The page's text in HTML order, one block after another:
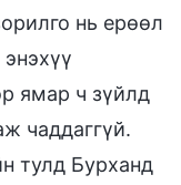
нь ерөөл
ямар ч зүйлд
чаддаггүй.
тулд Бурханд